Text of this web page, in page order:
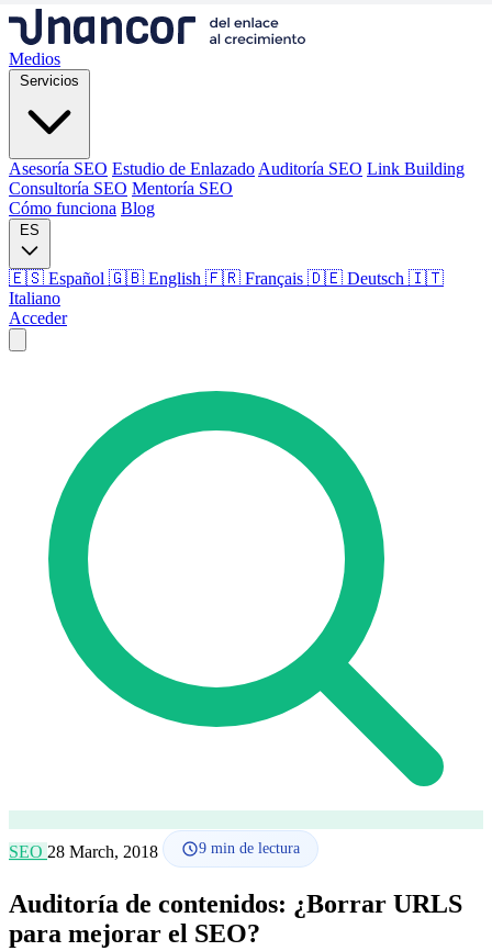
Medios
Servicios
Asesoría SEO Estudio de Enlazado Auditoría SEO Link Building
Consultoría SEO Mentoría SEO
Cómo funciona Blog
ES
🇪🇸 Español 🇬🇧 English 🇫🇷 Français 🇩🇪 Deutsch 🇮🇹
Italiano
Acceder
Asesoría SEO Estudio de Enlazado Auditoría SEO
Consultoría SEO
Cómo funciona
Idioma
🇪🇸 ES
🇬🇧 EN
Acceder
SEO 28 March, 2018 9 min de lectura
Auditoría de contenidos: ¿Borrar URLS
para mejorar el SEO?